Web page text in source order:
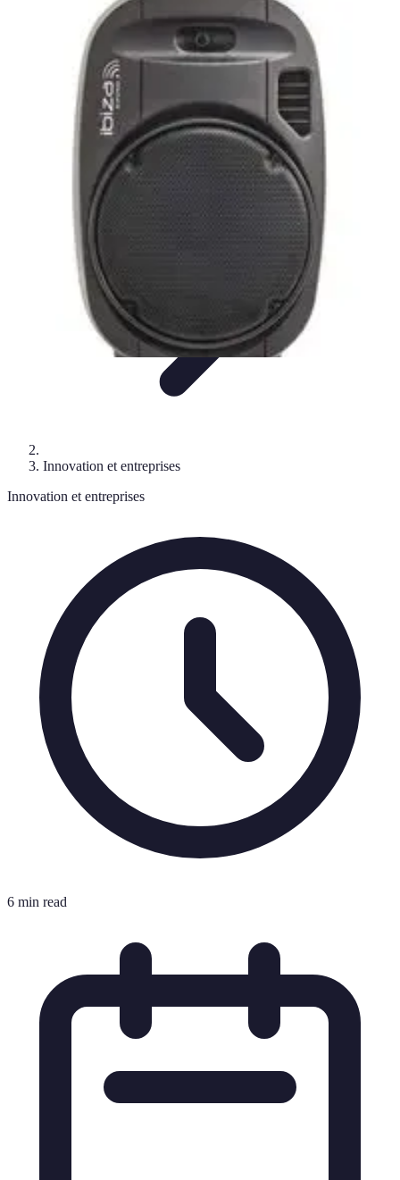
Avenir Écologique
Entreprises et Écologie
Urbanisme DurableBiodiversité et Espaces
Jardinage DurableEngagement citoyen
Avenir Écologique
Innovation et entreprises
Innovation et entreprises
6 min read